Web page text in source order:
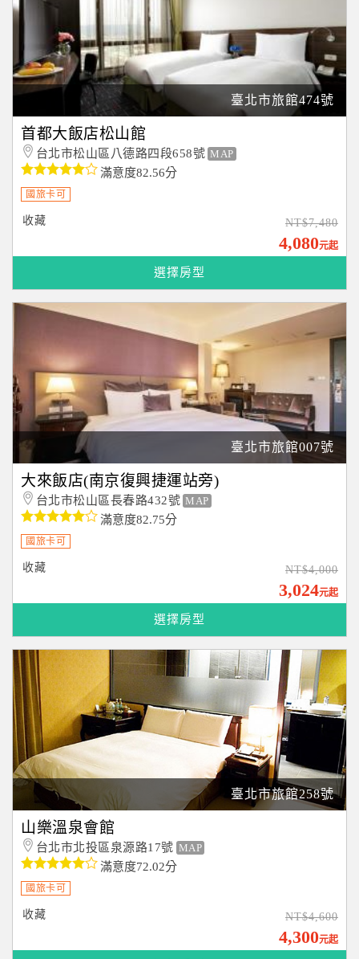
臺北市旅館474號
首都大飯店松山館
台北市松山區八德路四段658號 MAP
滿意度82.56分
國旅卡可
收藏 NT$7,480
4,080元起
選擇房型
臺北市旅館007號
大來飯店(南京復興捷運站旁)
台北市松山區長春路432號 MAP
滿意度82.75分
國旅卡可
收藏 NT$4,000
3,024元起
選擇房型
臺北市旅館258號
山樂溫泉會館
台北市北投區泉源路17號 MAP
滿意度72.02分
國旅卡可
收藏 NT$4,600
4,300元起